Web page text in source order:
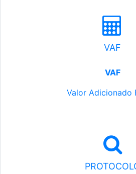
VAF
VAF
Valor Adicionado